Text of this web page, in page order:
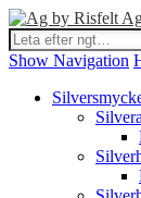
Show Navigation